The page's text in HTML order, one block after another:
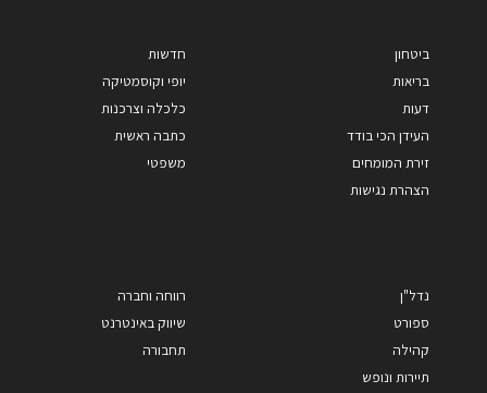
ביטחון
בריאות
דעות
העידן הכי בודד
זירת המומחים
הצהרת נגישות
חדשות
יופי וקוסמטיקה
כלכלה וצרכנות
כתבה ראשית
משפטי
נדל"ן
ספורט
קהילה
תיירות ונופש
רווחה וחברה
שיווק באינטרנט
תחבורה